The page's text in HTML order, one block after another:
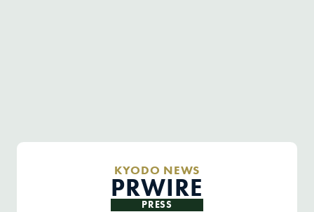
KYODO NEWS
PRWIRE
PRESS